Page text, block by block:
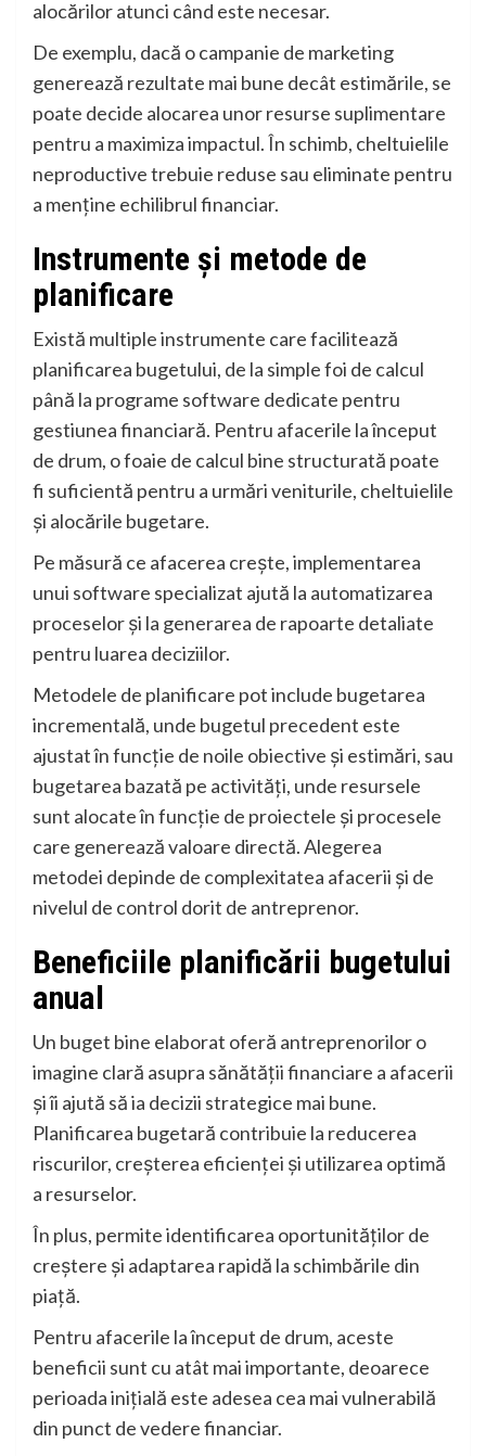
alocărilor atunci când este necesar.
De exemplu, dacă o campanie de marketing
generează rezultate mai bune decât estimările, se
poate decide alocarea unor resurse suplimentare
pentru a maximiza impactul. În schimb, cheltuielile
neproductive trebuie reduse sau eliminate pentru
a menține echilibrul financiar.
Instrumente și metode de
planificare
Există multiple instrumente care facilitează
planificarea bugetului, de la simple foi de calcul
până la programe software dedicate pentru
gestiunea financiară. Pentru afacerile la început
de drum, o foaie de calcul bine structurată poate
fi suficientă pentru a urmări veniturile, cheltuielile
și alocările bugetare.
Pe măsură ce afacerea crește, implementarea
unui software specializat ajută la automatizarea
proceselor și la generarea de rapoarte detaliate
pentru luarea deciziilor.
Metodele de planificare pot include bugetarea
incrementală, unde bugetul precedent este
ajustat în funcție de noile obiective și estimări, sau
bugetarea bazată pe activități, unde resursele
sunt alocate în funcție de proiectele și procesele
care generează valoare directă. Alegerea
metodei depinde de complexitatea afacerii și de
nivelul de control dorit de antreprenor.
Beneficiile planificării bugetului
anual
Un buget bine elaborat oferă antreprenorilor o
imagine clară asupra sănătății financiare a afacerii
și îi ajută să ia decizii strategice mai bune.
Planificarea bugetară contribuie la reducerea
riscurilor, creșterea eficienței și utilizarea optimă
a resurselor.
În plus, permite identificarea oportunităților de
creștere și adaptarea rapidă la schimbările din
piață.
Pentru afacerile la început de drum, aceste
beneficii sunt cu atât mai importante, deoarece
perioada inițială este adesea cea mai vulnerabilă
din punct de vedere financiar.